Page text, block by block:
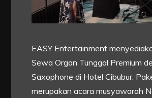
EASY Entertainment
Sewa Organ Tunggal Premium
Saxophone di Hotel Cibubur.
merupakan acara musyawarah